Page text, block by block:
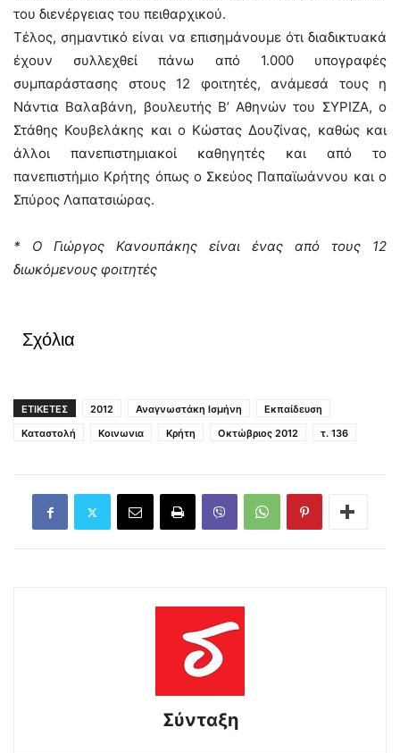
του διενέργειας του πειθαρχικού.
Τέλος, σημαντικό είναι να επισημάνουμε ότι διαδικτυακά
έχουν συλλεχθεί πάνω από 1.000 υπογραφές
συμπαράστασης στους 12 φοιτητές, ανάμεσά τους η
Νάντια Βαλαβάνη, βουλευτής Β’ Αθηνών του ΣΥΡΙΖΑ, ο
Στάθης Κουβελάκης και ο Κώστας Δουζίνας, καθώς και
άλλοι πανεπιστημιακοί καθηγητές και από το
πανεπιστήμιο Κρήτης όπως ο Σκεύος Παπαϊωάννου και ο
Σπύρος Λαπατσιώρας.
* Ο Γιώργος Κανουπάκης είναι ένας από τους 12
διωκόμενους φοιτητές
Σχόλια
ΕΤΙΚΕΤΕΣ 2012 Αναγνωστάκη Ισμήνη
Εκπαίδευση
Καταστολή
Κοινωνια Κρήτη Οκτώβριος 2012 τ. 136
Σύνταξη